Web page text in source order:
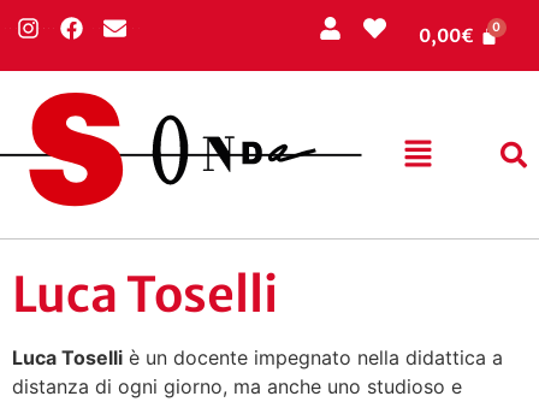
0,00€
Luca Toselli
Luca Toselli è un docente impegnato nella didattica a
distanza di ogni giorno, ma anche uno studioso e